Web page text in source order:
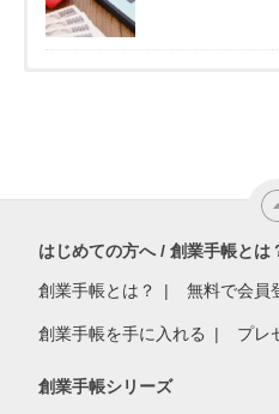
はじめての方へ / 創業手帳とは
創業手帳とは？ 無料で会員
創業手帳を手に入れる プレ
創業手帳シリーズ